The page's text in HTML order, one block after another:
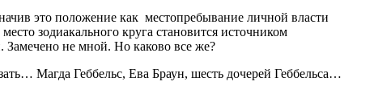
это положение как местопребывание личной власти
зодиакального круга становится источником
Замечено не мной. Но каково все же?
Магда Геббельс, Ева Браун, шесть дочерей Геббельса…